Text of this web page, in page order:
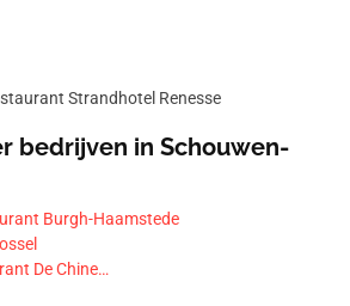
Strandhotel Renesse
bedrijven in Schouwen-
Burgh-Haamstede
De Chine…